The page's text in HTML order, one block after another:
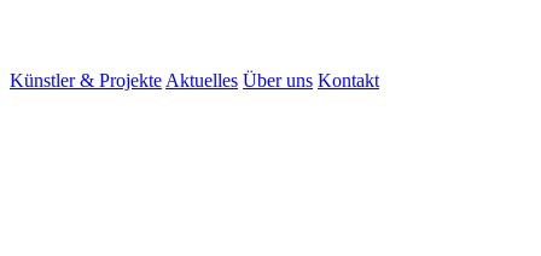
Künstler & Projekte Aktuelles Über uns Kontakt